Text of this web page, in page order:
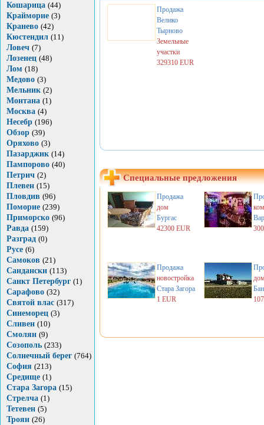
Кошарица (44)
Крайморие (3)
Кранево (42)
Кюстендил (11)
Ловеч (7)
Лозенец (48)
Лом (18)
Медово (3)
Мельник (2)
Монтана (1)
Москва (4)
Несебр (196)
Обзор (39)
Оряхово (3)
Пазарджик (14)
Пампорово (40)
Петрич (2)
Плевен (15)
Пловдив (96)
Поморие (239)
Приморско (96)
Равда (159)
Разград (0)
Русе (6)
Самоков (21)
Сандански (113)
Санкт Петербург (1)
Сарафово (32)
Святой влас (317)
Синеморец (3)
Сливен (10)
Смолян (9)
Созополь (233)
Солнечный берег (764)
София (213)
Средище (1)
Стара Загора (15)
Стрелча (1)
Тетевен (5)
Троян (26)
Продажа
Велико
Тырново
Земельные
участки
329310 EUR
Специальные предложения
Продажа
дом
Бургас
42300 EUR
Продажа
новостройка
Стара Загора
1 EUR